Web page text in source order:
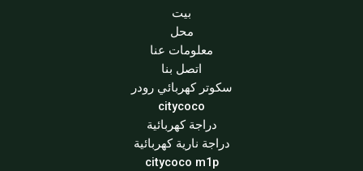
بيت
محل
معلومات عنا
اتصل بنا
سكوتر كهربائي رودر
citycoco
دراجة كهربائية
دراجة نارية كهربائية
citycoco m1p